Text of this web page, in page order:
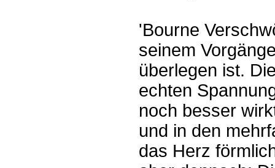
'Bourne
seinem
überlegen ist.
echten
noch besser
und in den
das Herz